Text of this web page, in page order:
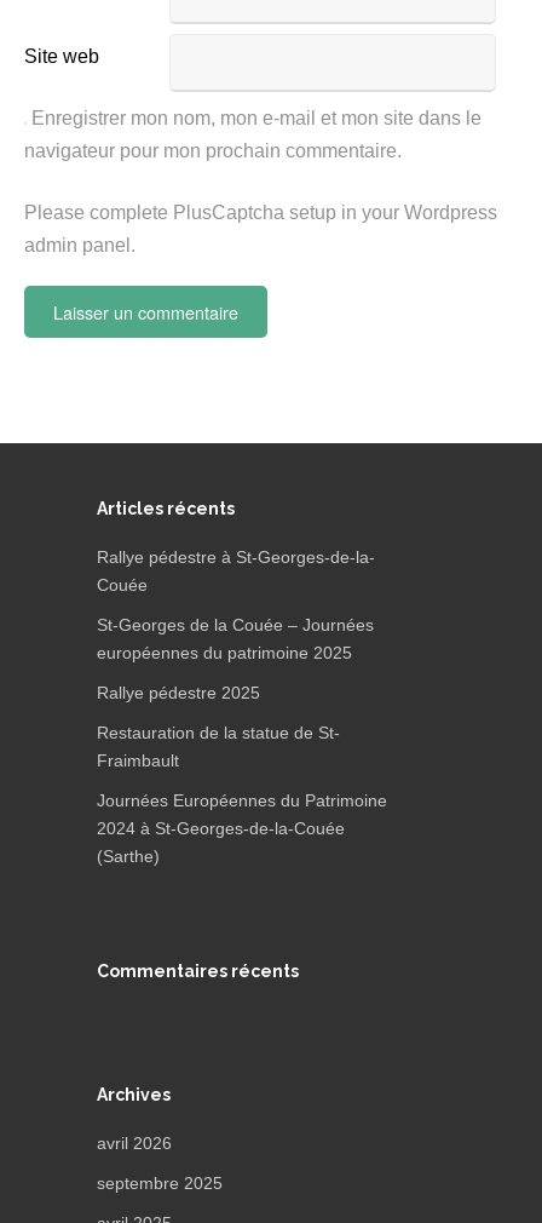
Site web
Enregistrer mon nom, mon e-mail et mon site dans le
navigateur pour mon prochain commentaire.
Please complete PlusCaptcha setup in your Wordpress
admin panel.
Articles récents
Rallye pédestre à St-Georges-de-la-
Couée
St-Georges de la Couée – Journées
européennes du patrimoine 2025
Rallye pédestre 2025
Restauration de la statue de St-
Fraimbault
Journées Européennes du Patrimoine
2024 à St-Georges-de-la-Couée
(Sarthe)
Commentaires récents
Archives
avril 2026
septembre 2025